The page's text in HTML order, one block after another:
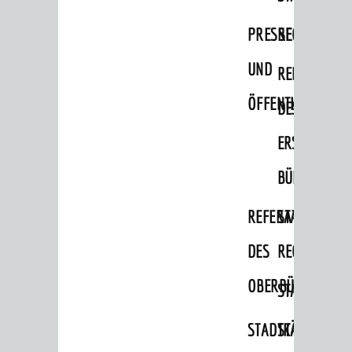
PRESSE-
UND REFERAT
DES
ERSTEN
REFERAT
DES
STABSSTELLE
RECHT
STADTKÄMMEREI
Vermiete doch an deine Stadt